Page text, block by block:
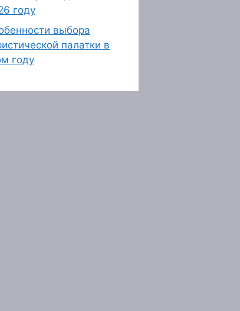
году
выбора
палатки в
году